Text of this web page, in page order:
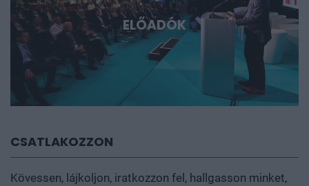
ELŐADÓK
CSATLAKOZZON
Kövessen, lájkoljon, iratkozzon fel, hallgasson minket,